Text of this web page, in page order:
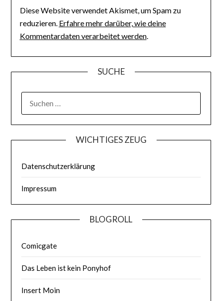
Diese Website verwendet Akismet, um Spam zu
reduzieren. Erfahre mehr darüber, wie deine
Kommentardaten verarbeitet werden.
SUCHE
WICHTIGES ZEUG
Datenschutzerklärung
Impressum
BLOGROLL
Comicgate
Das Leben ist kein Ponyhof
Insert Moin